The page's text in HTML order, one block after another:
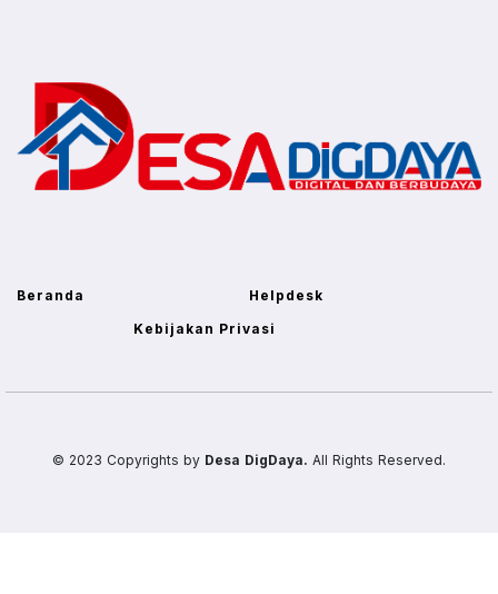
Beranda
Helpdesk
Kebijakan Privasi
© 2023 Copyrights by Desa DigDaya. All Rights Reserved.